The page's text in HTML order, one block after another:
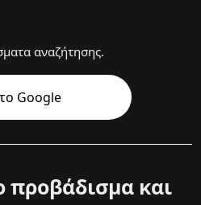
αναζήτησης.
Google
προβάδισμα και